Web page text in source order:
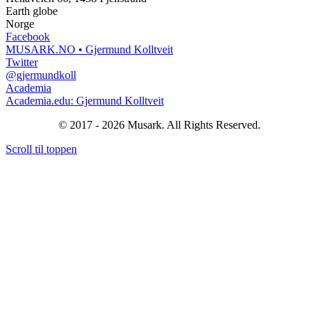
Earth globe
Norge
Facebook
MUSARK.NO • Gjermund Kolltveit
Twitter
@gjermundkoll
Academia
Academia.edu: Gjermund Kolltveit
© 2017 - 2026 Musark. All Rights Reserved.
Scroll til toppen